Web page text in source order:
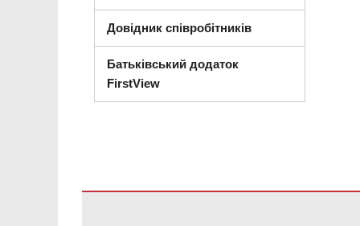
Довідник співробітників
Батьківський додаток
FirstView